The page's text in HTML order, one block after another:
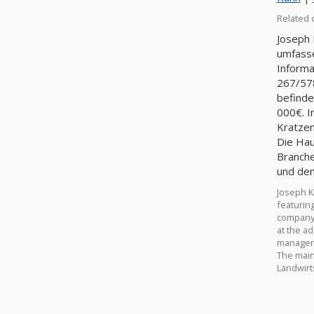
Related
267/
000€.
Die
und
Joseph
at the
The